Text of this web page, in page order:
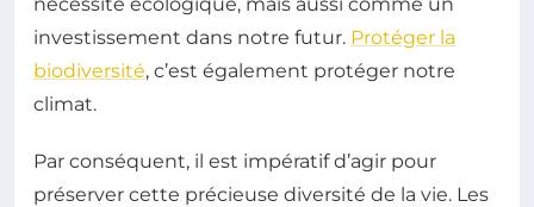
investissement dans notre futur. Protéger la
biodiversité, c’est également protéger notre
climat.
Par conséquent, il est impératif d’agir pour
préserver cette précieuse diversité de la vie. Les